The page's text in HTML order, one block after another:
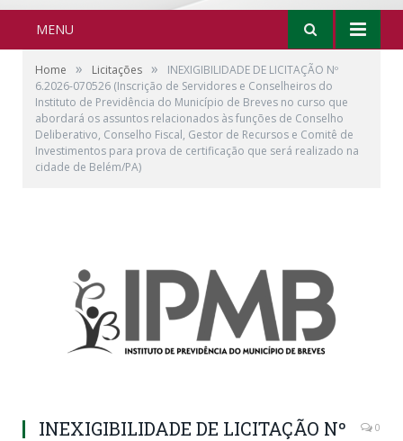
MENU
Home » Licitações »
INEXIGIBILIDADE DE LICITAÇÃO Nº
6.2026-070526 (Inscrição de Servidores e Conselheiros do
Instituto de Previdência do Município de Breves no curso que
abordará os assuntos relacionados às funções de Conselho
Deliberativo, Conselho Fiscal, Gestor de Recursos e Comitê de
Investimentos para prova de certificação que será realizado na
cidade de Belém/PA)
INEXIGIBILIDADE DE LICITAÇÃO Nº
0